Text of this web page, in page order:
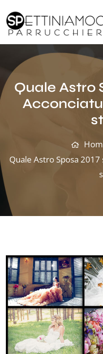
Quale Astro
Quale Astro Sposa